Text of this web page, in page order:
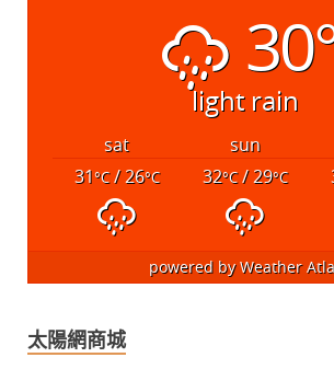
light rain
sat sun
31°C/ 26°C 32°C/ 29°C
powered byWeather
太陽網商城